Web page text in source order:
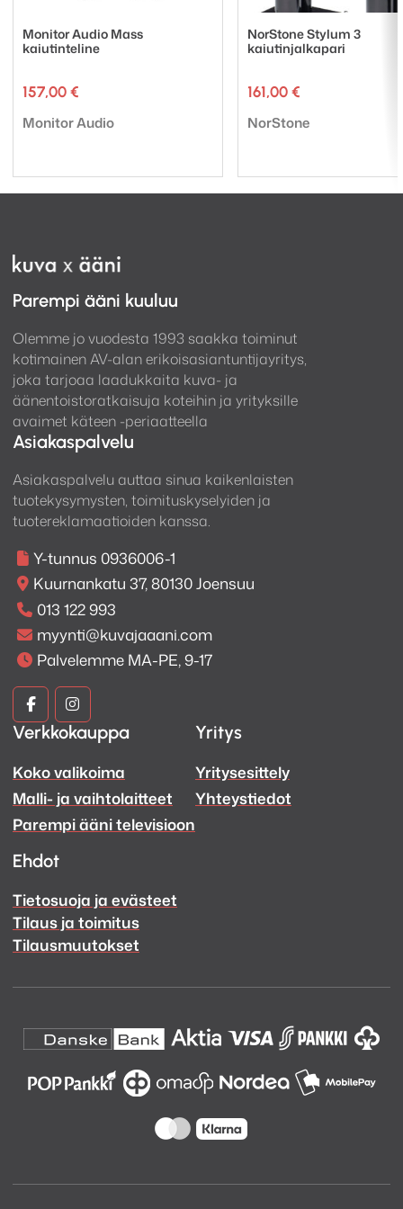
Monitor Audio Mass
kaiutinteline
157,00 €
Tuotemerkki:
Monitor Audio
NorStone Stylum 3
kaiutinjalkapari
161,00 €
Tuotemerkki:
NorStone
Parempi ääni kuuluu
Olemme jo vuodesta 1993 saakka toiminut
kotimainen AV-alan erikoisasiantuntijayritys,
joka tarjoaa laadukkaita kuva- ja
äänentoistoratkaisuja koteihin ja yrityksille
avaimet käteen -periaatteella
Asiakaspalvelu
Asiakaspalvelu auttaa sinua kaikenlaisten
tuotekysymysten, toimituskyselyiden ja
tuotereklamaatioiden kanssa.
Y-tunnus 0936006-1
Kuurnankatu 37, 80130 Joensuu
013 122 993
myynti@kuvajaaani.com
Palvelemme MA-PE, 9-17
Kuva
ja
Ääni
Facebook
Kuva
ja
Ääni
Instagram
Verkkokauppa
Koko valikoima
Malli- ja vaihtolaitteet
Parempi ääni televisioon
Yritys
Yritysesittely
Yhteystiedot
Ehdot
Tietosuoja ja evästeet
Tilaus ja toimitus
Tilausmuutokset